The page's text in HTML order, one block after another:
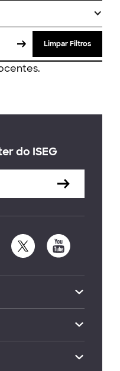
Limpar Filtros
do ISEG